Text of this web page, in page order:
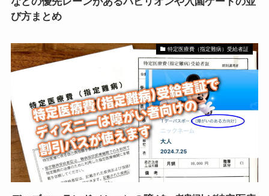
び方まとめ
特定医療費（指定難病）受給者証